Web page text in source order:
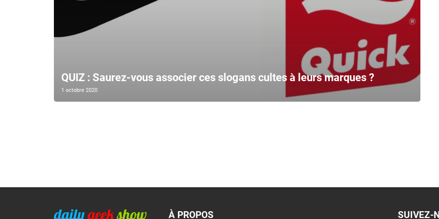
QUIZ : Saurez-vous associer ces slogans cultes à leurs marques ?
1 octobre 2020
À PROPOS SUIVEZ-